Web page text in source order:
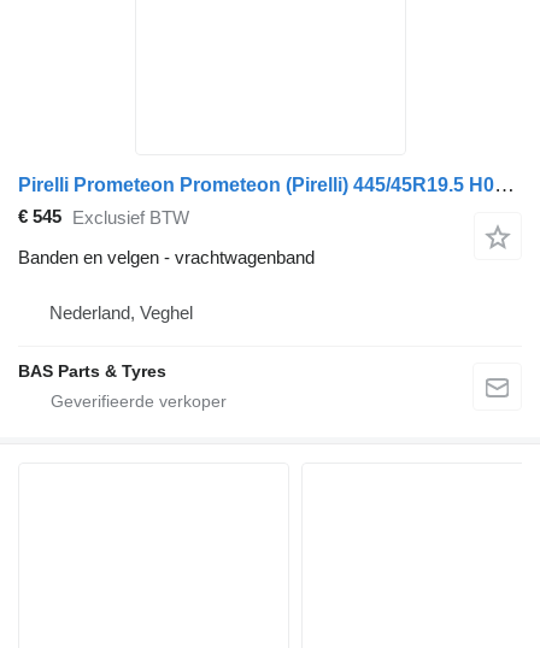
Pirelli Prometeon Prometeon (Pirelli) 445/45R19.5 H02 Pro Trailer
€ 545
Exclusief BTW
Banden en velgen - vrachtwagenband
Nederland, Veghel
BAS Parts & Tyres